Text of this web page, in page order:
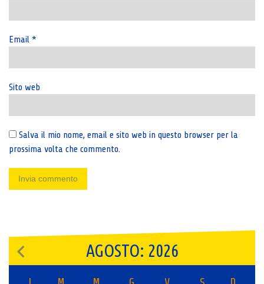
Email *
Sito web
Salva il mio nome, email e sito web in questo browser per la
prossima volta che commento.
AGOSTO: 2026